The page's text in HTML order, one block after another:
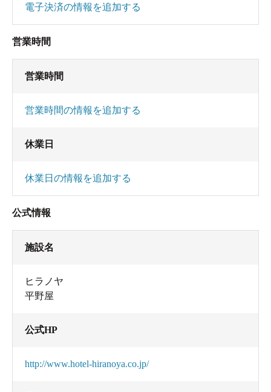
電子決済の情報を追加する
営業時間
営業時間
営業時間の情報を追加する
休業日
休業日の情報を追加する
公式情報
施設名
ヒラノヤ
平野屋
公式HP
http://www.hotel-hiranoya.co.jp/